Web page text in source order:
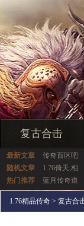
复古合击
最新文章 传奇百区吧
随机文章
1.76倚天,相
热门推荐
蓝月传奇道
1.76精品传奇 > 复古合